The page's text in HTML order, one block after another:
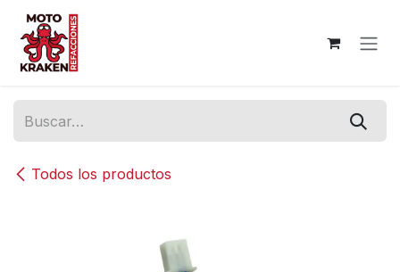
Ir al contenido
Todos los productos